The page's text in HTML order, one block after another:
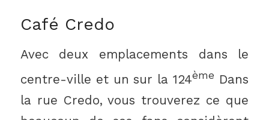
Café Credo
Avec deux emplacements dans le
centre-ville et un sur la 124ème Dans
la rue Credo, vous trouverez ce que